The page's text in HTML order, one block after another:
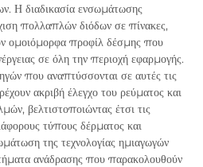
Η διαδικασία ενσωμάτωσης
πολλαπλών διόδων σε πίνακες,
ομοιόμορφα προφίλ δέσμης που
σε όλη την περιοχή εφαρμογής.
που αναπτύσσονται σε αυτές τις
ακριβή έλεγχο του ρεύματος και
βελτιστοποιώντας έτσι τις
τύπους δέρματος και
της τεχνολογίας ημιαγωγών
ανάδρασης που παρακολουθούν